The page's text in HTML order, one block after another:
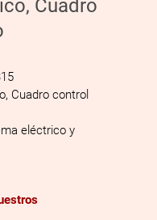
Cuadro
Cuadro control
eléctrico y